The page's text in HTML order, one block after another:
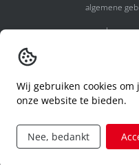
algemene
code
aanvraag
Wij gebruiken cookies
onze website te bieden.
Nee, bedankt